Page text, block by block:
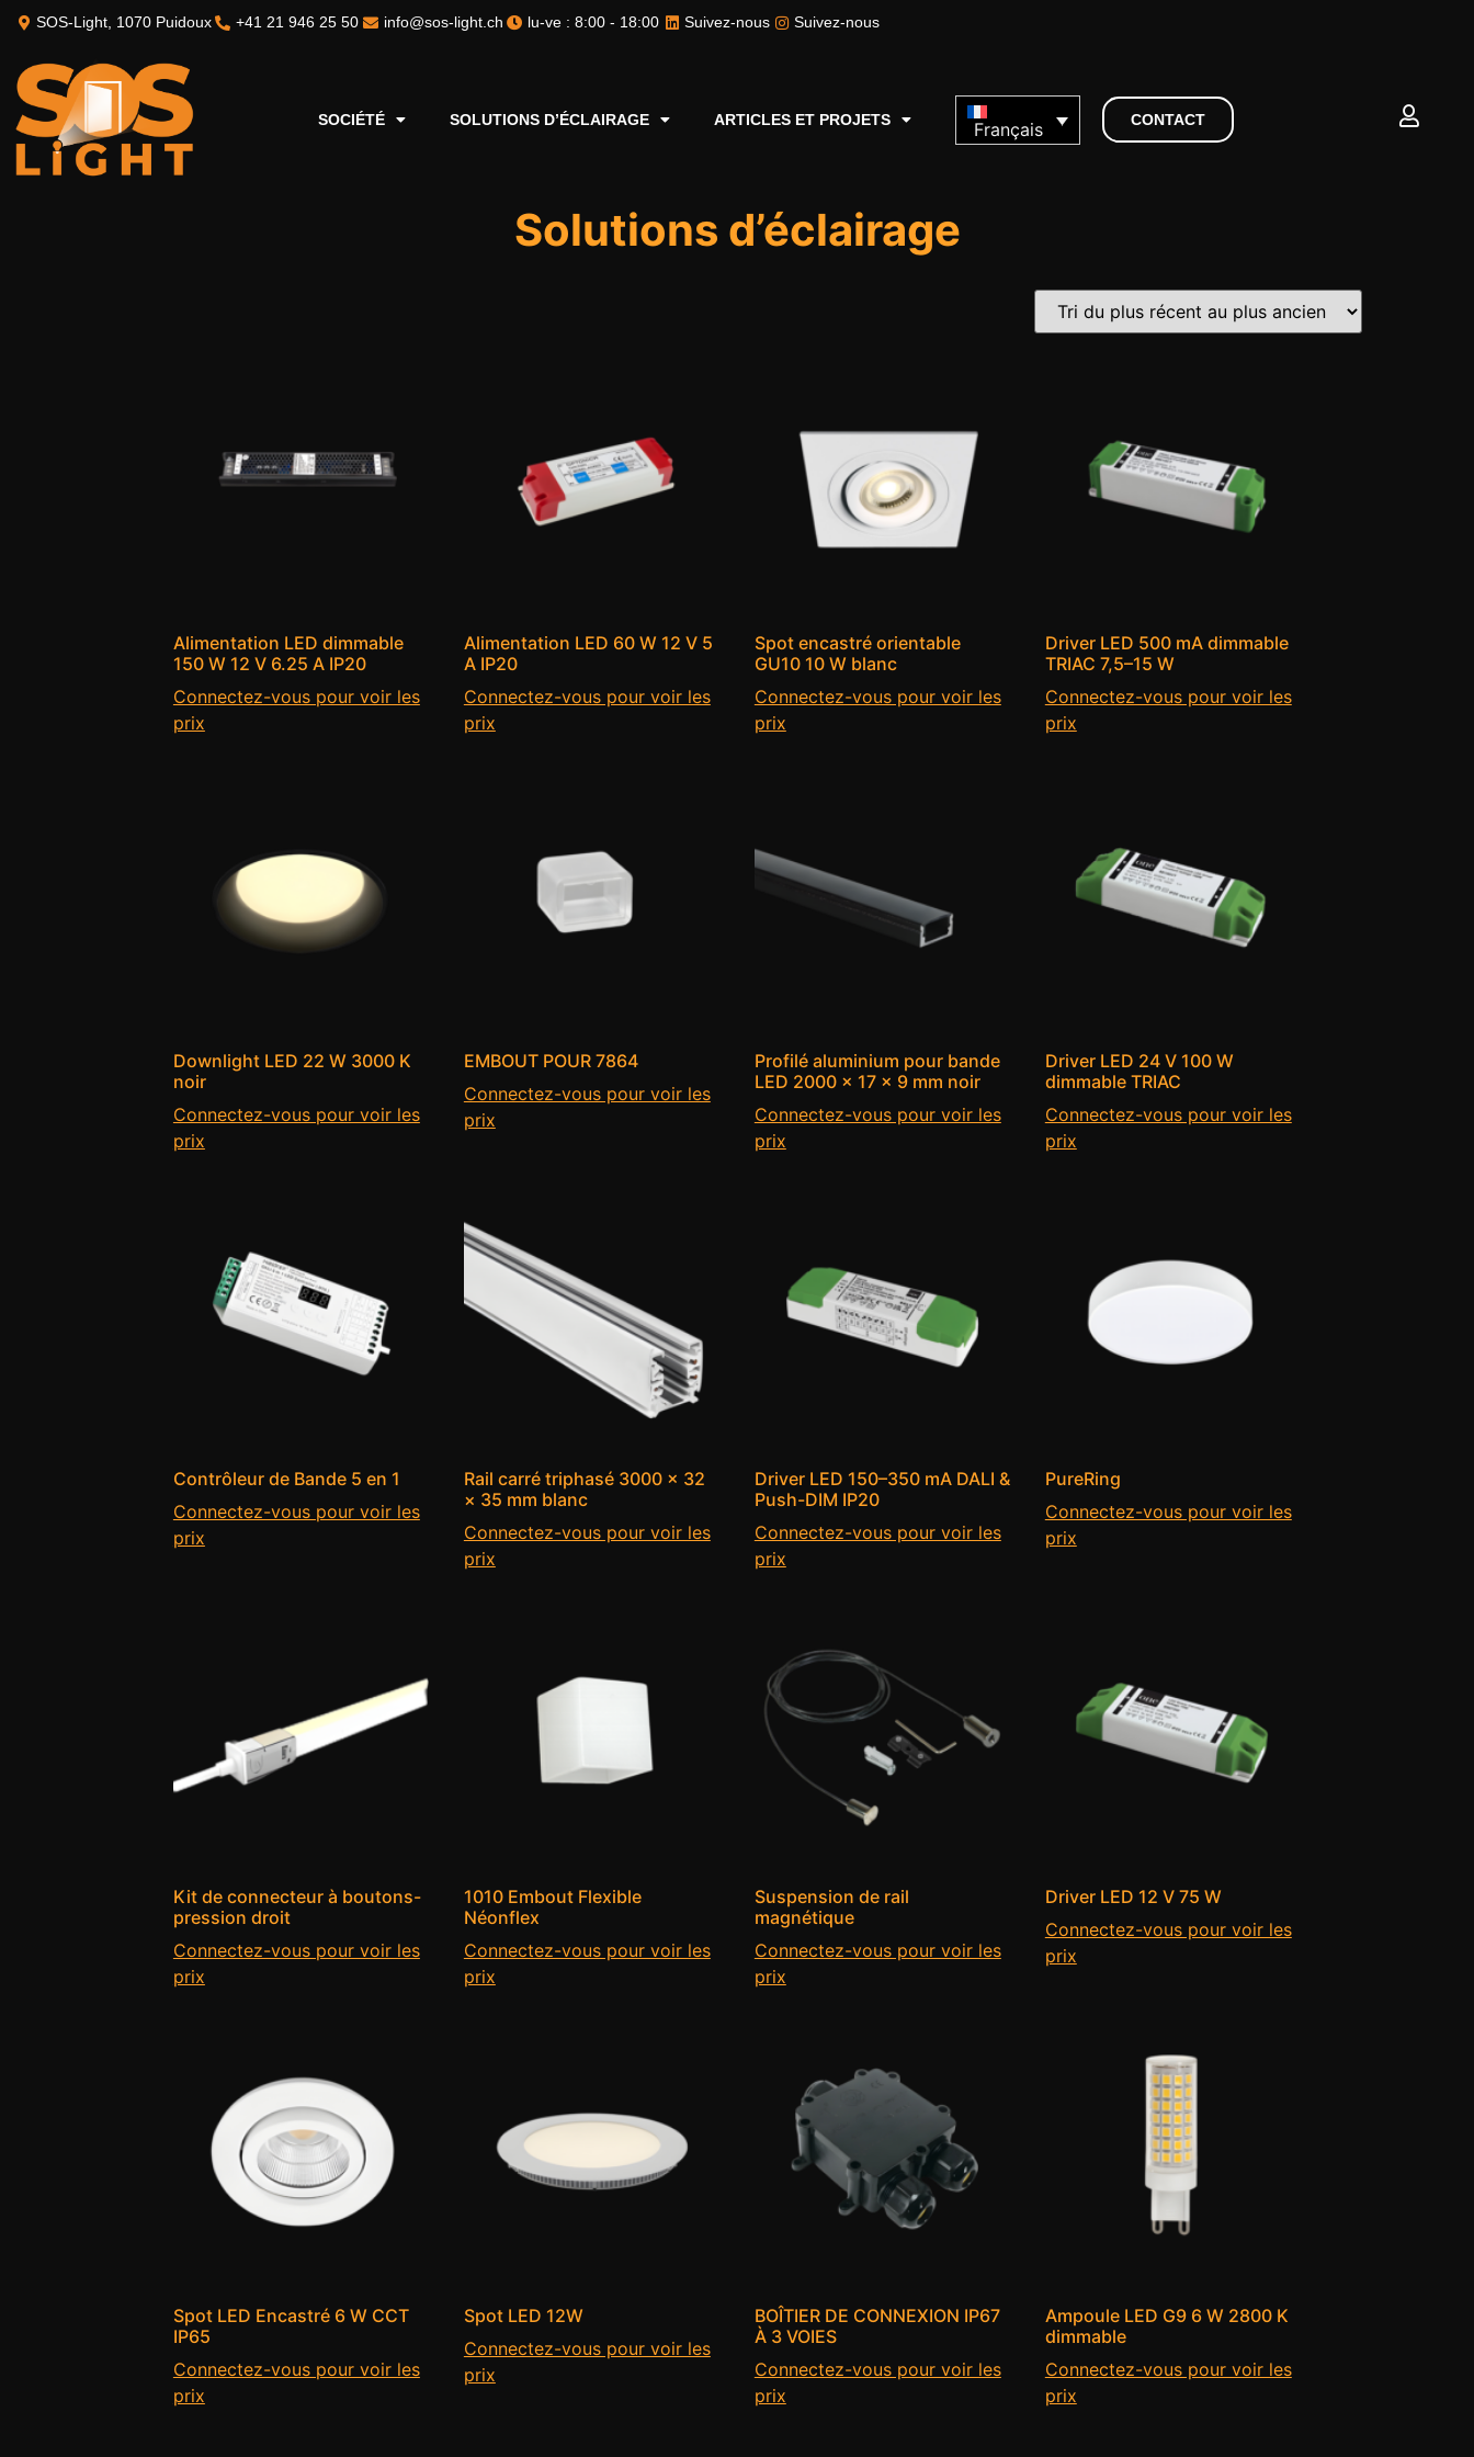
SOS-Light, 1070 Puidoux +41 21 946 25 50 info@sos-light.ch lu-ve : 8:00 - 18:00 Suivez-nous Suivez-nous
SOCIÉTÉ SOLUTIONS D’ÉCLAIRAGE ARTICLES ET PROJETS Français CONTACT
Solutions d’éclairage
Alimentation LED dimmable
150 W 12 V 6.25 A IP20
Connectez-vous pour voir les
prix
Alimentation LED 60 W 12 V 5
A IP20
Connectez-vous pour voir les
prix
Spot encastré orientable
GU10 10 W blanc
Connectez-vous pour voir les
prix
Driver LED 500 mA dimmable
TRIAC 7,5–15 W
Connectez-vous pour voir les
prix
Downlight LED 22 W 3000 K
noir
Connectez-vous pour voir les
prix
EMBOUT POUR 7864
Connectez-vous pour voir les
prix
Profilé aluminium pour bande
LED 2000 × 17 × 9 mm noir
Connectez-vous pour voir les
prix
Driver LED 24 V 100 W
dimmable TRIAC
Connectez-vous pour voir les
prix
Contrôleur de Bande 5 en 1
Connectez-vous pour voir les
prix
Rail carré triphasé 3000 × 32
× 35 mm blanc
Connectez-vous pour voir les
prix
Driver LED 150–350 mA DALI &
Push-DIM IP20
Connectez-vous pour voir les
prix
PureRing
Connectez-vous pour voir les
prix
Kit de connecteur à boutons-
pression droit
Connectez-vous pour voir les
prix
1010 Embout Flexible
Néonflex
Connectez-vous pour voir les
prix
Suspension de rail
magnétique
Connectez-vous pour voir les
prix
Driver LED 12 V 75 W
Connectez-vous pour voir les
prix
Spot LED Encastré 6 W CCT
IP65
Connectez-vous pour voir les
prix
Spot LED 12W
Connectez-vous pour voir les
prix
BOÎTIER DE CONNEXION IP67
À 3 VOIES
Connectez-vous pour voir les
prix
Ampoule LED G9 6 W 2800 K
dimmable
Connectez-vous pour voir les
prix